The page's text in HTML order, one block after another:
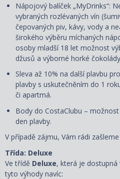
Nápojový balíček „MyDrinks“:
vybraných rozlévaných vín
čepovaných piv, kávy, vody a
širokého výběru míchaných
osoby mladší 18 let možnost
džusů a výborné horké
Sleva až 10% na další plavbu
plavby s uskutečněním do 1
či apartmá.
Body do CostaClubu –
den plavby.
V případě zájmu, Vám rádi
Třída: Deluxe
Ve třídě Deluxe, která je dostupná
tyto výhody navíc: